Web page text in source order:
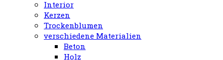
Interior
Kerzen
Trockenblumen
verschiedene Materialien
Beton
Holz